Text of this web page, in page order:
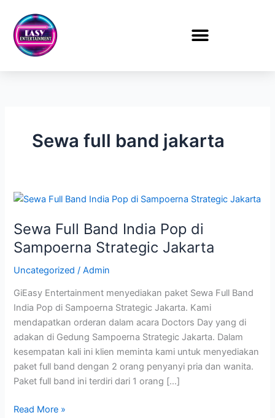
konten
Sewa full band jakarta
Sewa Full Band India Pop di
Sampoerna Strategic Jakarta
Uncategorized /Admin
GiEasy Entertainment menyediakan paket Sewa Full Band
India Pop di Sampoerna Strategic Jakarta. Kami
mendapatkan orderan dalam acara Doctors Day yang di
adakan di Gedung Sampoerna Strategic Jakarta. Dalam
kesempatan kali ini klien meminta kami untuk menyediakan
paket full band dengan 2 orang penyanyi pria dan wanita.
Paket full band ini terdiri dari 1 orang […]
Sewa
Band
India
Pop
di
Strategic
Read More »